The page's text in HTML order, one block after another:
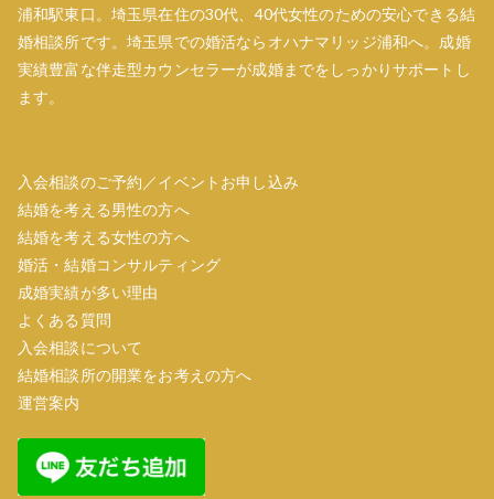
浦和駅東口。埼玉県在住の30代、40代女性のための安心できる結
婚相談所です。埼玉県での婚活ならオハナマリッジ浦和へ。成婚
実績豊富な伴走型カウンセラーが成婚までをしっかりサポートし
ます。
入会相談のご予約／イベントお申し込み
結婚を考える男性の方へ
結婚を考える女性の方へ
婚活・結婚コンサルティング
成婚実績が多い理由
よくある質問
入会相談について
結婚相談所の開業をお考えの方へ
運営案内